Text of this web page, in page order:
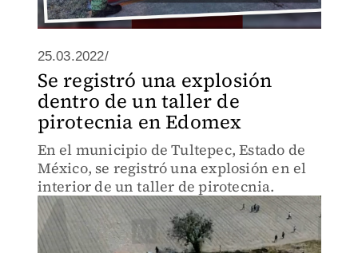
25.03.2022/
Se registró una explosión
dentro de un taller de
pirotecnia en Edomex
En el municipio de Tultepec, Estado de
México, se registró una explosión en el
interior de un taller de pirotecnia.